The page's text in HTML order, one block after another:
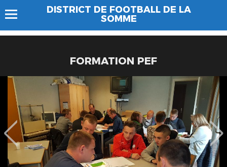
DISTRICT DE FOOTBALL DE LA
SOMME
FORMATION PEF